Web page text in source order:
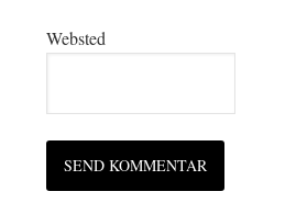
Websted